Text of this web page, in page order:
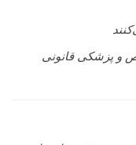
و پزشکی قانونی